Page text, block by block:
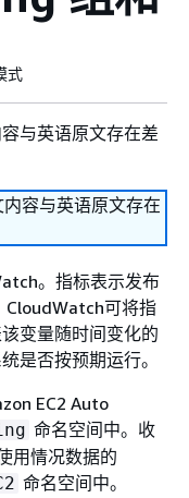
式
与英语原文存在差
容与英语原文存在
。指标表示发布
CloudWatch可将指
变量随时间变化的
是否按预期运行。
EC2 Auto
命名空间中。收
用情况数据的
命名空间中。